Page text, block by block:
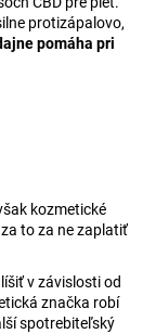
protizápalovo,
pomáha pri
kozmetické
to za ne zaplatiť
v závislosti od
značka robí
spotrebiteľský